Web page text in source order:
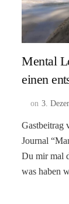
Mental
einen
on 3.
Gastbeitrag
Journal
Du mir mal
was haben